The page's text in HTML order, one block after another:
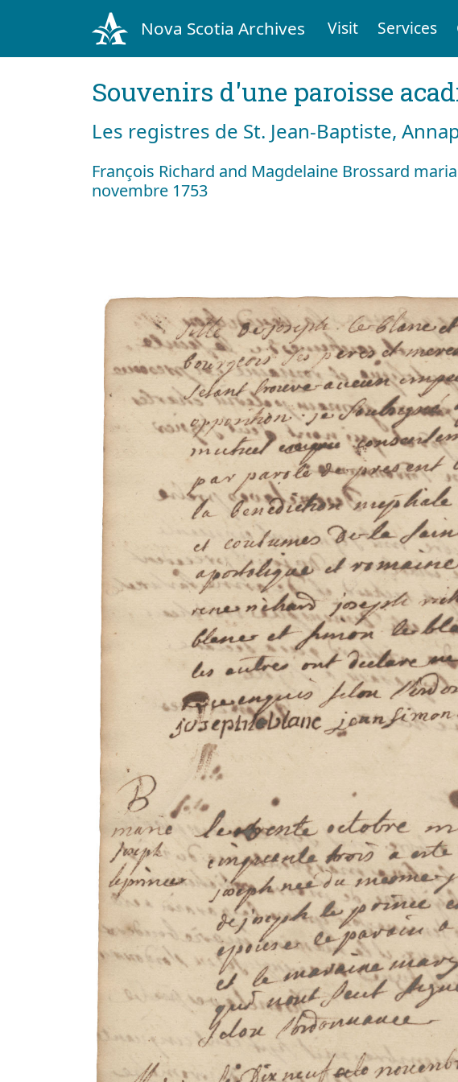
Nova Scotia Archives Visit Services
Souvenirs d'une paroisse
Les registres de St. Jean-Baptiste,
François Richard and Magdelaine Brossard
novembre 1753